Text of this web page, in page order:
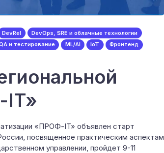
DevRel
DevOps, SRE и облачные технологии
и тестирование ML/AI IoT
Фронтенд
IT»
«ПРОФ-IT» объявлен старт
посвященное практическим аспектам
управлении, пройдет 9-11